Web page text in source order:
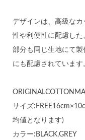
デザインは、高級な
性や利便性に配慮し
部分も同じ生地にて
にも配慮されています
サイズ
均値となります)
カラー:BLACK,GREY